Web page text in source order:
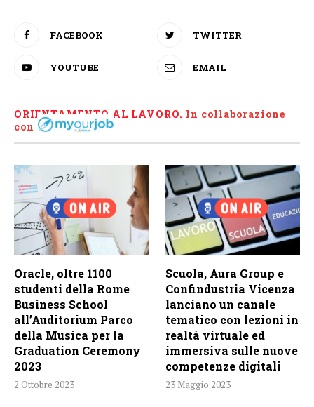
FACEBOOK TWITTER
YOUTUBE EMAIL
ORIENTAMENTO AL LAVORO. In collaborazione
con
Oracle, oltre 1100
studenti della Rome
Business School
all’Auditorium Parco
della Musica per la
Graduation Ceremony
2023
2 Ottobre 2023
Scuola, Aura Group e
Confindustria Vicenza
lanciano un canale
tematico con lezioni in
realtà virtuale ed
immersiva sulle nuove
competenze digitali
23 Maggio 2023